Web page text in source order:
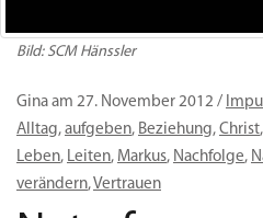
Bild: SCM Hänssler
Gina am 27. November 2012 /
Alltag, aufgeben, Beziehung, Christ,
Leben, Leiten, Markus, Nachfolge,
verändern,Vertrauen